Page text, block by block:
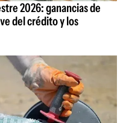
2026: ganancias de
del crédito y los